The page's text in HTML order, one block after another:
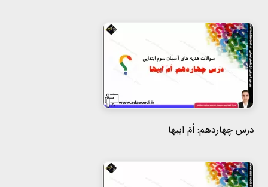
درس چهاردهم: اُمّ ابیها